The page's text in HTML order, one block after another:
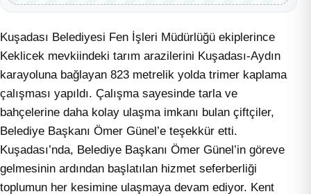
Kuşadası Belediyesi Fen İşleri Müdürlüğü ekiplerince
Keklicek mevkiindeki tarım arazilerini Kuşadası-Aydın
karayoluna bağlayan 823 metrelik yolda trimer kaplama
çalışması yapıldı. Çalışma sayesinde tarla ve
bahçelerine daha kolay ulaşma imkanı bulan çiftçiler,
Belediye Başkanı Ömer Günel’e teşekkür etti.
Kuşadası’nda, Belediye Başkanı Ömer Günel’in göreve
gelmesinin ardından başlatılan hizmet seferberliği
toplumun her kesimine ulaşmaya devam ediyor. Kent